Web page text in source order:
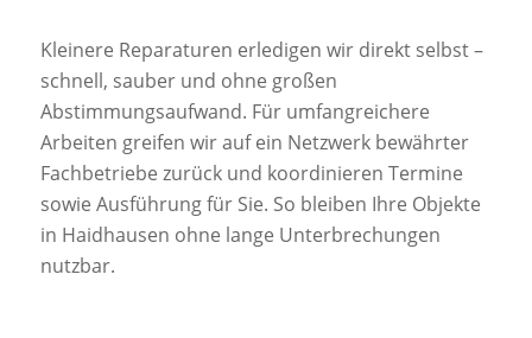
Kleinere Reparaturen erledigen wir direkt selbst –
schnell, sauber und ohne großen
Abstimmungsaufwand. Für umfangreichere
Arbeiten greifen wir auf ein Netzwerk bewährter
Fachbetriebe zurück und koordinieren Termine
sowie Ausführung für Sie. So bleiben Ihre Objekte
in Haidhausen ohne lange Unterbrechungen
nutzbar.